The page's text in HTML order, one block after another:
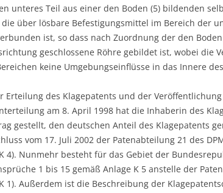
unteres Teil aus einer den Boden (5) bildenden
über lösbare Befestigungsmittel im Bereich der
ist, so dass nach Zuordnung der den
geschlossene Röhre gebildet ist, wobei die
keine Umgebungseinflüsse in das Innere
Erteilung des Klagepatents und der
am 8. April 1998 hat die Inhaberin des
gestellt, den deutschen Anteil des Klagepatents
vom 17. Juli 2002 der Patenabteilung 21 des
4). Nunmehr besteht für das Gebiet der
1 bis 15 gemäß Anlage K 5 anstelle der
1). Außerdem ist die Beschreibung der